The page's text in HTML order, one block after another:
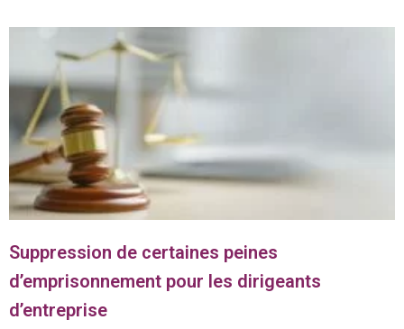
Suppression de certaines peines
d’emprisonnement pour les dirigeants
d’entreprise